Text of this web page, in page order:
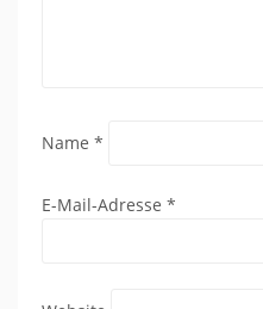
Name *
E-Mail-Adresse *